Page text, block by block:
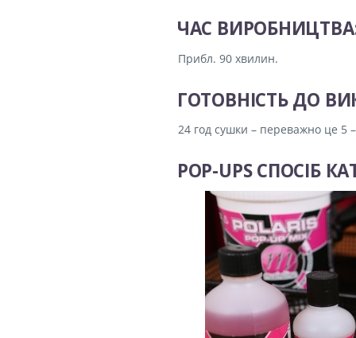
ЧАС
Прибл. 90 хвилин.
ГОТОВНІСТЬ ДО
24 год сушки – переважно це 5
POP-UPS СПОСІБ